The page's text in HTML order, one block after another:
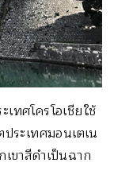
ทศโครโอเชียใช้
ประเทศมอนเตเน
เขาสีดำเป็นฉาก